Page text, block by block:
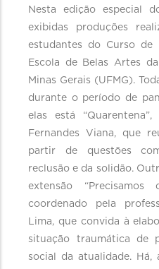
Nesta edição especial
exibidas produções
estudantes do Curso de
Escola de Belas Artes
Minas Gerais (UFMG).
durante o período de
elas está
Fernandes Viana, que
partir de questões
reclusão e da solidão.
extensão “Precisamos
coordenado pela
Lima, que convida à
situação traumática de
social da atualidade. Há,